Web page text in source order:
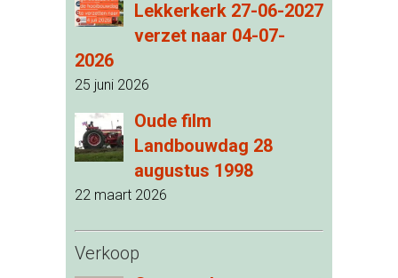
Lekkerkerk 27-06-2027
verzet naar 04-07-
2026
25 juni 2026
Oude film
Landbouwdag 28
augustus 1998
22 maart 2026
Verkoop